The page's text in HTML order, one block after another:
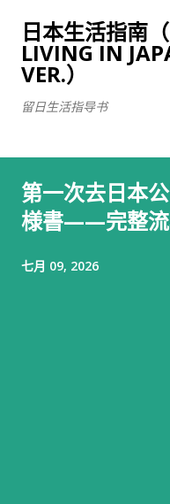
日本生活指南
LIVING IN
VER.）
留日生活指导书
第一次去日本
様書——完整流
七月 09, 2026